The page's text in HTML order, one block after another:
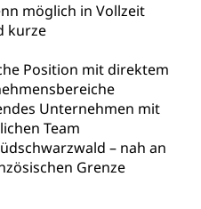
möglich in Vollzeit
kurze
Position mit direktem
Unternehmen mit
Team
– nah an
Grenze